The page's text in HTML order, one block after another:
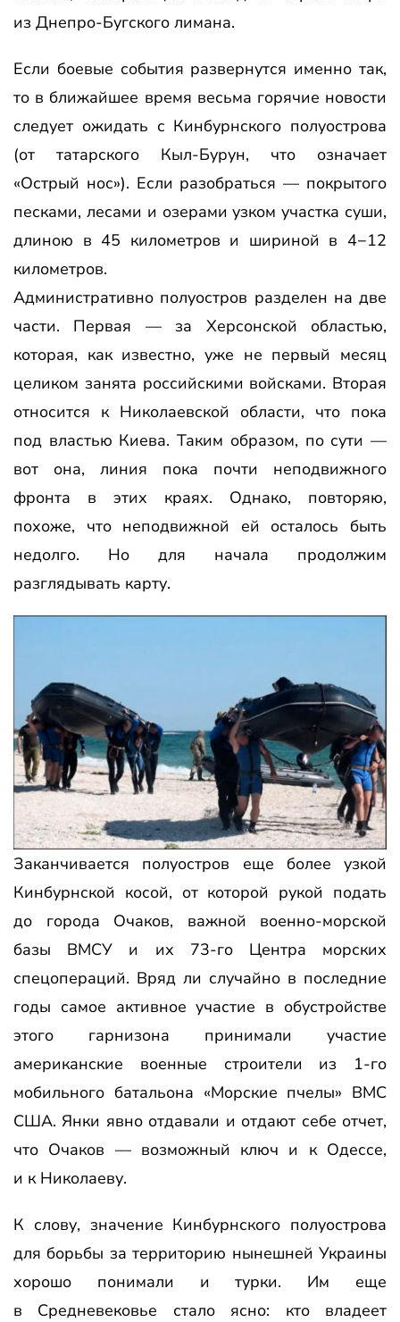
из Днепро-Бугского лимана.
Если боевые события развернутся именно так,
то в ближайшее время весьма горячие новости
следует ожидать с Кинбурнского полуострова
(от татарского Кыл-Бурун, что означает
«Острый нос»). Если разобраться — покрытого
песками, лесами и озерами узком участка суши,
длиною в 45 километров и шириной в 4−12
километров.
Административно полуостров разделен на две
части. Первая — за Херсонской областью,
которая, как известно, уже не первый месяц
целиком занята российскими войсками. Вторая
относится к Николаевской области, что пока
под властью Киева. Таким образом, по сути —
вот она, линия пока почти неподвижного
фронта в этих краях. Однако, повторяю,
похоже, что неподвижной ей осталось быть
недолго. Но для начала продолжим
разглядывать карту.
Заканчивается полуостров еще более узкой
Кинбурнской косой, от которой рукой подать
до города Очаков, важной военно-морской
базы ВМСУ и их 73-го Центра морских
спецопераций. Вряд ли случайно в последние
годы самое активное участие в обустройстве
этого гарнизона принимали участие
американские военные строители из 1-го
мобильного батальона «Морские пчелы» ВМС
США. Янки явно отдавали и отдают себе отчет,
что Очаков — возможный ключ и к Одессе,
и к Николаеву.
К слову, значение Кинбурнского полуострова
для борьбы за территорию нынешней Украины
хорошо понимали и турки. Им еще
в Средневековье стало ясно: кто владеет